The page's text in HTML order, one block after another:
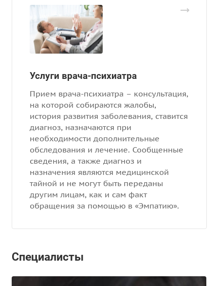
Услуги врача-психиатра
Прием врача-психиатра – консультация,
на которой собираются жалобы,
история развития заболевания, ставится
диагноз, назначаются при
необходимости дополнительные
обследования и лечение. Сообщенные
сведения, а также диагноз и
назначения являются медицинской
тайной и не могут быть переданы
другим лицам, как и сам факт
обращения за помощью в «Эмпатию».
Специалисты